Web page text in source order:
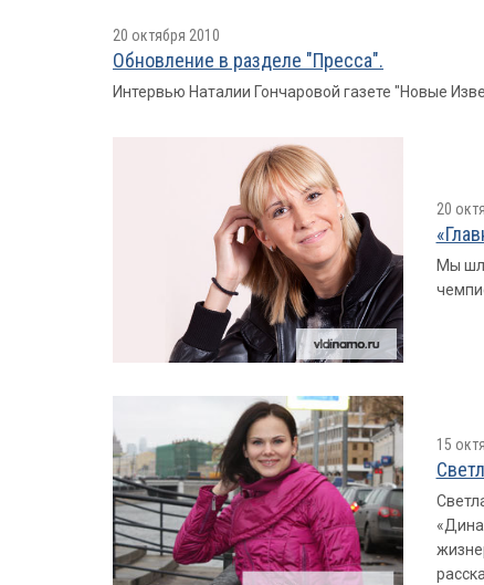
20 октября 2010
Обновление в разделе "Пресса".
Интервью Наталии Гончаровой газете "Новые
20
Мы
15